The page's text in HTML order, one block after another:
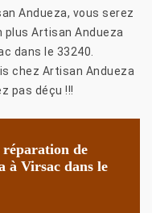
Andueza, vous serez
plus Artisan Andueza
dans le 33240.
chez Artisan Andueza
pas déçu !!!
de
à Virsac dans le